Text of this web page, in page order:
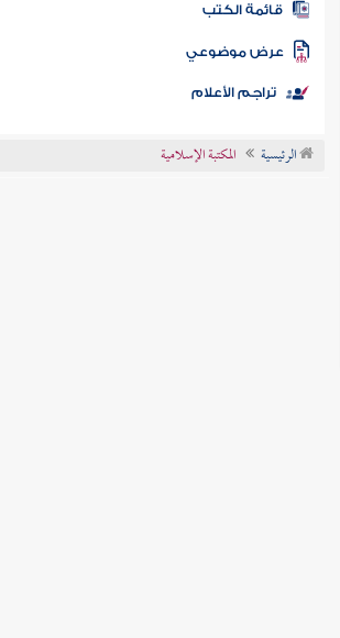
المكتبة
الكتب
موضوعي
تراجم الأعلام
الرئيسية المكتبة الإسلامية